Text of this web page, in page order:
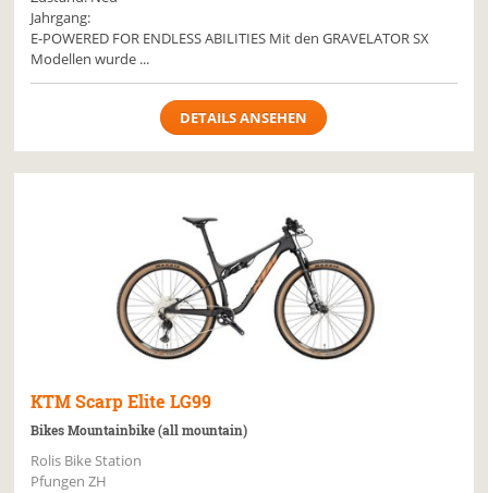
Jahrgang:
E-POWERED FOR ENDLESS ABILITIES Mit den GRAVELATOR SX
Modellen wurde ...
DETAILS ANSEHEN
KTM Scarp Elite LG99
Bikes Mountainbike (all mountain)
Rolis Bike Station
Pfungen ZH